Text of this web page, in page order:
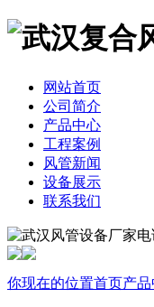
网站首页
公司简介
产品中心
工程案例
风管新闻
设备展示
联系我们
你现在的位置首页产